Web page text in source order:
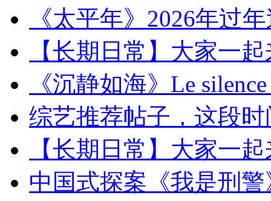
《太平年》2026年过
【长期日常】大家一
《沉静如海》Le
综艺推荐帖子，这段
【长期日常】大家一
中国式探案《我是刑警